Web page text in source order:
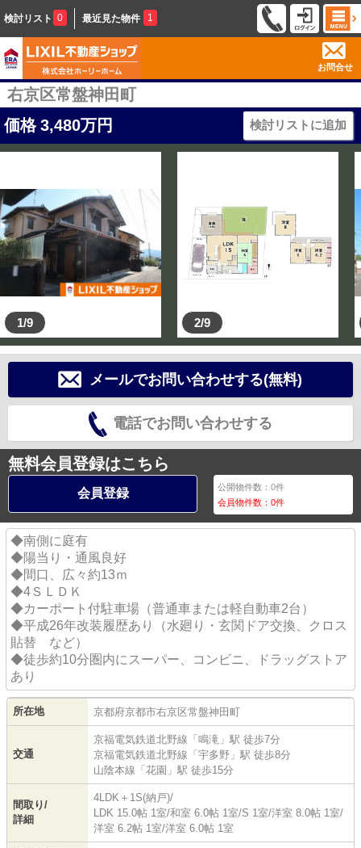
検討リスト 0 最近見た物件 1
お問合せ
右京区常盤神田町
価格 3,480万円 検討リストに追加
1/9 2/9
メールでお問い合わせする(無料)
電話でお問い合わせする
無料会員登録はこちら
会員登録 公開物件数：0件
会員物件数：0件
◆南側に庭有
◆陽当り・通風良好
◆間口、広々約13ｍ
◆4ＳＬＤＫ
◆カーポート付駐車場（普通車または軽自動車2台）
◆平成26年改装履歴あり（水廻り・玄関ドア交換、クロス
貼替 など）
◆徒歩約10分圏内にスーパー、コンビニ、ドラッグストア
あり
所在地 京都府京都市右京区常盤神田町
交通
京福電気鉄道北野線 「 鳴滝 」駅 徒歩7分
京福電気鉄道北野線 「 宇多野 」駅 徒歩8分
山陰本線 「 花園 」駅 徒歩15分
間取り/
詳細
4LDK＋1S(納戸)/
LDK 15.0帖 1室/和室 6.0帖 1室/S 1室/洋室 8.0帖 1室/
洋室 6.2帖 1室/洋室 6.0帖 1室